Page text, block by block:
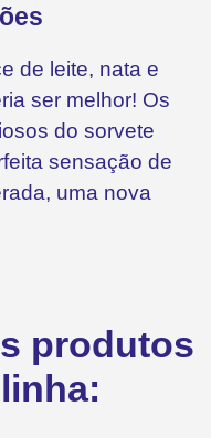
de leite, nata e
ser melhor! Os
do sorvete
sensação de
uma nova
produtos